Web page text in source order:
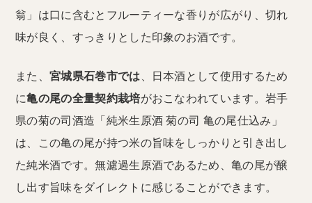
翁」は口に含むとフルーティーな香りが広がり、切れ
味が良く、すっきりとした印象のお酒です。
また、 宮城県石巻市では 、日本酒として使用するため
に亀の尾の全量契約栽培がおこなわれています。岩手
県の菊の司酒造「純米生原酒 菊の司 亀の尾仕込み」
は、この亀の尾が持つ米の旨味をしっかりと引き出し
た純米酒です。無濾過生原酒であるため、亀の尾が醸
し出す旨味をダイレクトに感じることができます。